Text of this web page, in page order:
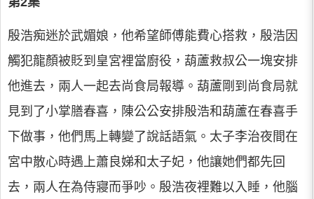
殷浩痴迷於武媚娘，他希望師傅能費心搭救，殷浩因
觸犯龍顏被貶到皇宮裡當廚役，葫蘆救叔公一塊安排
他進去，兩人一起去尚食局報導。葫蘆剛到尚食局就
見到了小掌膳春喜，陳公公安排殷浩和葫蘆在春喜手
下做事，他們馬上轉變了說話語氣。太子李治夜間在
宮中散心時遇上蕭良娣和太子妃，他讓她們都先回
去，兩人在為侍寢而爭吵。殷浩夜裡難以入睡，他腦